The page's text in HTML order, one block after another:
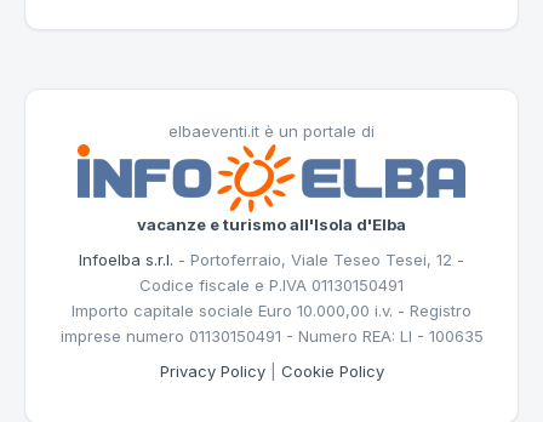
elbaeventi.it è un portale di
vacanze e turismo all'Isola d'Elba
Infoelba s.r.l. - Portoferraio, Viale Teseo Tesei, 12 -
Codice fiscale e P.IVA 01130150491
Importo capitale sociale Euro 10.000,00 i.v. - Registro
imprese numero 01130150491 - Numero REA: LI - 100635
Privacy Policy| Cookie Policy